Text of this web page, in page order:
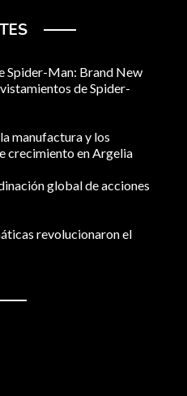
Spider-Man: Brand New
de Spider-
manufactura y los
crecimiento en Argelia
global de acciones
revolucionaron el